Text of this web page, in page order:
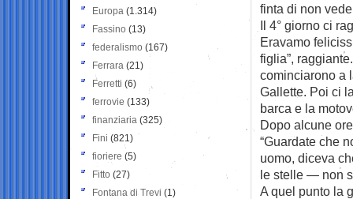
finta di non
Il 4° giorno ci
Eravamo
figlia”,
cominciarono a
Gallette. Poi ci
barca e la
Dopo alcune
“Guardate che
uomo, diceva
le stelle — non
A quel punto la
Europa (1.314)
Fassino (13)
federalismo (167)
Ferrara (21)
Ferretti (6)
ferrovie (133)
finanziaria (325)
Fini (821)
fioriere (5)
Fitto (27)
Fontana di Trevi (1)